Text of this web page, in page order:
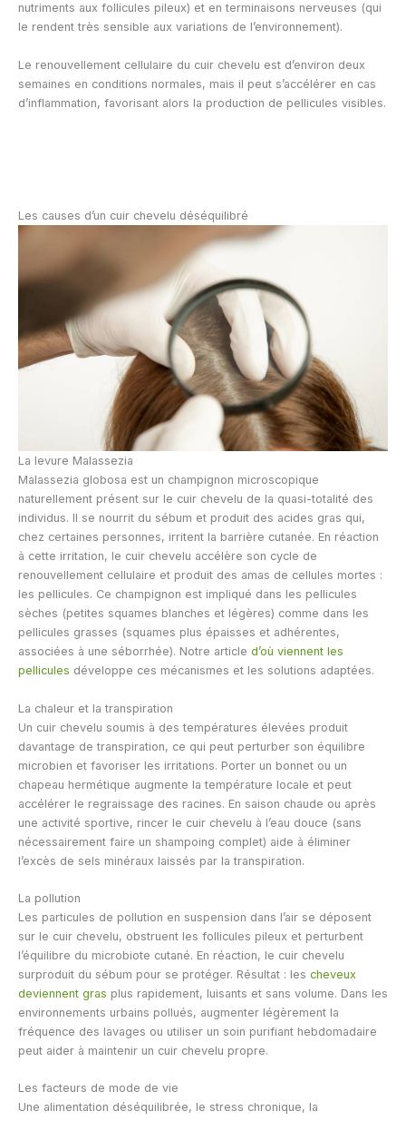
nutriments aux follicules pileux) et en terminaisons nerveuses (qui
le rendent très sensible aux variations de l’environnement).
Le renouvellement cellulaire du cuir chevelu est d’environ deux
semaines en conditions normales, mais il peut s’accélérer en cas
d’inflammation, favorisant alors la production de pellicules visibles.
Les causes d’un cuir chevelu déséquilibré
La levure Malassezia
Malassezia globosa est un champignon microscopique
naturellement présent sur le cuir chevelu de la quasi-totalité des
individus. Il se nourrit du sébum et produit des acides gras qui,
chez certaines personnes, irritent la barrière cutanée. En réaction
à cette irritation, le cuir chevelu accélère son cycle de
renouvellement cellulaire et produit des amas de cellules mortes :
les pellicules. Ce champignon est impliqué dans les pellicules
sèches (petites squames blanches et légères) comme dans les
pellicules grasses (squames plus épaisses et adhérentes,
associées à une séborrhée). Notre article d’où viennent les
pellicules développe ces mécanismes et les solutions adaptées.
La chaleur et la transpiration
Un cuir chevelu soumis à des températures élevées produit
davantage de transpiration, ce qui peut perturber son équilibre
microbien et favoriser les irritations. Porter un bonnet ou un
chapeau hermétique augmente la température locale et peut
accélérer le regraissage des racines. En saison chaude ou après
une activité sportive, rincer le cuir chevelu à l’eau douce (sans
nécessairement faire un shampoing complet) aide à éliminer
l’excès de sels minéraux laissés par la transpiration.
La pollution
Les particules de pollution en suspension dans l’air se déposent
sur le cuir chevelu, obstruent les follicules pileux et perturbent
l’équilibre du microbiote cutané. En réaction, le cuir chevelu
surproduit du sébum pour se protéger. Résultat : les cheveux
deviennent gras plus rapidement, luisants et sans volume. Dans les
environnements urbains pollués, augmenter légèrement la
fréquence des lavages ou utiliser un soin purifiant hebdomadaire
peut aider à maintenir un cuir chevelu propre.
Les facteurs de mode de vie
Une alimentation déséquilibrée, le stress chronique, la